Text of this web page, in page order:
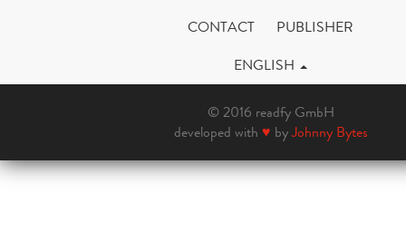
CONTACT
PUBLISHER
ENGLISH
© 2016 readfy GmbH
developed with ♥ byJohnny Bytes